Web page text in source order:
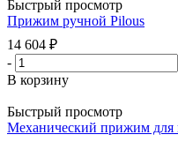
Быстрый просмотр
Прижим ручной Pilous
14 604 ₽
-
В корзину
Быстрый просмотр
Механический прижим для